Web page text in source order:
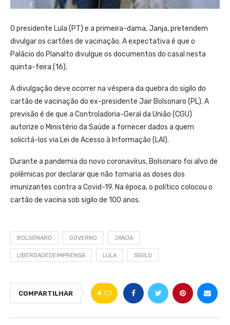
O presidente Lula (PT) e a primeira-dama, Janja, pretendem
divulgar os cartões de vacinação. A expectativa é que o
Palácio do Planalto divulgue os documentos do casal nesta
quinta-feira (16).
A divulgação deve ocorrer na véspera da quebra do sigilo do
cartão de vacinação do ex-presidente Jair Bolsonaro (PL). A
previsão é de que a Controladoria-Geral da União (CGU)
autorize o Ministério da Saúde a fornecer dados a quem
solicitá-los via Lei de Acesso à Informação (LAI).
Durante a pandemia do novo coronavírus, Bolsonaro foi alvo de
polêmicas por declarar que não tomaria as doses dos
imunizantes contra a Covid-19. Na época, o político colocou o
cartão de vacina sob sigilo de 100 anos.
BOLSONARO GOVERNO JANJA
LIBERDADEDEIMPRENSA LULA SIGILO
COMPARTILHAR 4